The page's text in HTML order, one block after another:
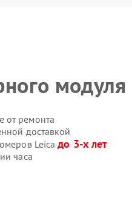
модуля
от ремонта
доставкой
Leicaдо 3-х лет
часа